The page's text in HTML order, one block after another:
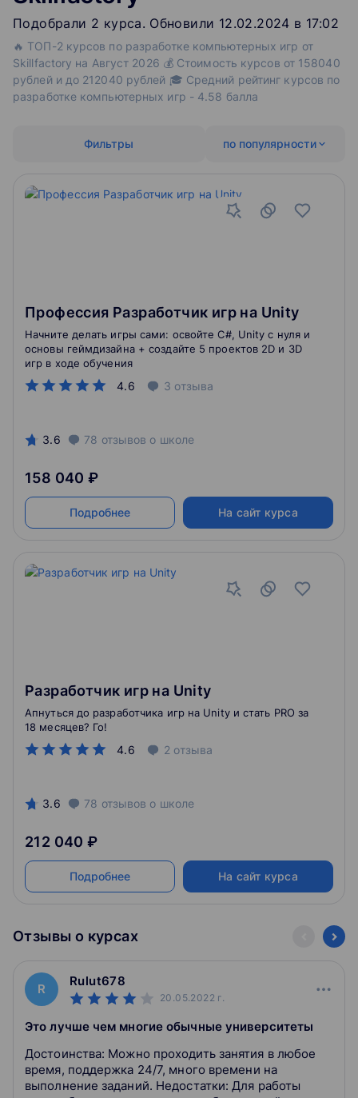
Подобрали 2 курса. Обновили 12.02.2024 в 17:02
🔥 ТОП-2 курсов по разработке компьютерных игр от
Skillfactory на Август 2026 💰 Стоимость курсов от 158040
рублей и до 212040 рублей 🎓 Средний рейтинг курсов по
разработке компьютерных игр - 4.58 балла
по популярности
Фильтры
Профессия Разработчик игр на Unity
4.6 3 отзыва
Начните делать игры сами: освойте C#, Unity с нуля и
основы геймдизайна + создайте 5 проектов 2D и 3D
игр в ходе обучения
3.6 78 отзывов о школе
158 040 ₽
Подробнее На сайт курса
Разработчик игр на Unity
4.6 2 отзыва
Апнуться до разработчика игр на Unity и стать PRO за
18 месяцев? Го!
3.6 78 отзывов о школе
212 040 ₽
Подробнее На сайт курса
Отзывы о курсах
R
Rulut678
20.05.2022 г.
Это лучше чем многие обычные университеты
Достоинства: Можно проходить занятия в любое
время, поддержка 24/7, много времени на
выполнение заданий. Недостатки: Для работы